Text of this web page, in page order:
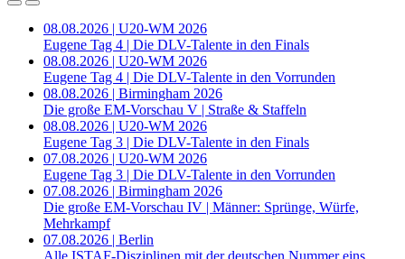
08.08.2026 | U20-WM 2026
Eugene Tag 4 | Die DLV-Talente in den Finals
08.08.2026 | U20-WM 2026
Eugene Tag 4 | Die DLV-Talente in den Vorrunden
08.08.2026 | Birmingham 2026
Die große EM-Vorschau V | Straße & Staffeln
08.08.2026 | U20-WM 2026
Eugene Tag 3 | Die DLV-Talente in den Finals
07.08.2026 | U20-WM 2026
Eugene Tag 3 | Die DLV-Talente in den Vorrunden
07.08.2026 | Birmingham 2026
Die große EM-Vorschau IV | Männer: Sprünge, Würfe,
Mehrkampf
07.08.2026 | Berlin
Alle ISTAF-Disziplinen mit der deutschen Nummer eins